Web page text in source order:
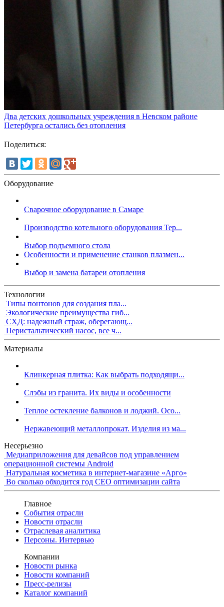
Два детских дошкольных учреждения в Невском районе
Петербурга остались без отопления
Поделиться:
Оборудование
Сварочное оборудование в Самаре
Производство котельного оборудования Тер...
Выбор подъемного стола
Особенности и применение станков плазмен...
Выбор и замена батареи отопления
Технологии
Типы понтонов для создания пла...
Экологические преимущества гиб...
СХД: надежный страж, оберегающ...
Перистальтический насос, все ч...
Материалы
Клинкерная плитка: Как выбрать подходящи...
Слэбы из гранита. Их виды и особенности
Теплое остекление балконов и лоджий. Осо...
Нержавеющий металлопрокат. Изделия из ма...
Несерьезно
Медиаприложения для девайсов под управлением
операционной системы Android
Натуральная косметика в интернет-магазине «Арго»
Во сколько обходится год СЕО оптимизации сайта
Главное
События отрасли
Новости отрасли
Отраслевая аналитика
Персоны. Интервью
Компании
Новости рынка
Новости компаний
Пресс-релизы
Каталог компаний